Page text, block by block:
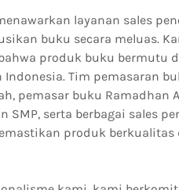
layanan sales
buku secara meluas.
produk buku bermutu
Tim pemasaran
pemasar buku Ramadhan
SMP, serta berbagai sales
produk berkualitas